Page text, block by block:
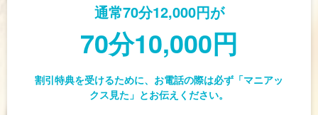
通常70分12,000円が
70分10,000円
割引特典を受けるために、お電話の際は必ず「マニアッ
クス見た」とお伝えください。